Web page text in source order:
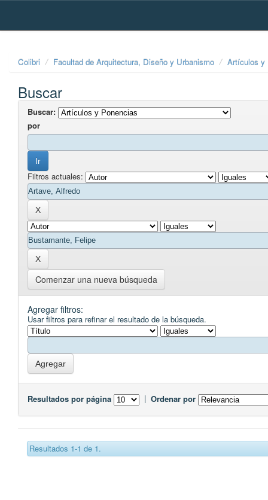
Skip
Colibri Facultad de Arquitectura, Diseño y Urbanismo Artículos y
Buscar
Buscar:
por
Filtros actuales:
Comenzar una nueva búsqueda
Agregar filtros:
Usar filtros para refinar el resultado de la búsqueda.
Resultados por página | Ordenar por
Resultados 1-1 de 1.